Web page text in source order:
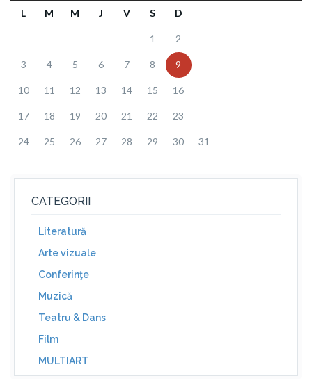
L M M J V S D
1 2
3 4 5 6 7 8 9
10 11 12 13 14 15 16
17 18 19 20 21 22 23
24 25 26 27 28 29 30 31
CATEGORII
Literatură
Arte vizuale
Conferinţe
Muzică
Teatru & Dans
Film
MULTIART